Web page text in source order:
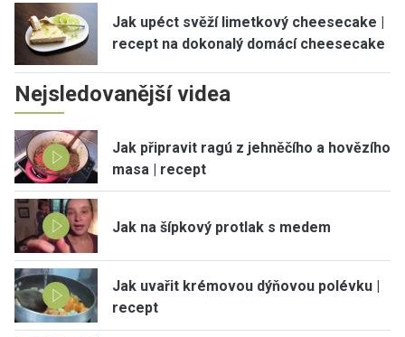
Jak upéct svěží limetkový cheesecake |
recept na dokonalý domácí cheesecake
Nejsledovanější videa
Jak připravit ragú z jehněčího a hovězího
masa | recept
Jak na šípkový protlak s medem
Jak uvařit krémovou dýňovou polévku |
recept